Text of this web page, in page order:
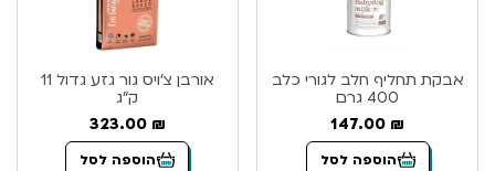
אבקת תחליף חלב לגורי כלב
400 גרם
147.00 ₪
הוספה לסל
אורבן צ’ויס גור גזע גדול 11
ק”ג
323.00 ₪
הוספה לסל